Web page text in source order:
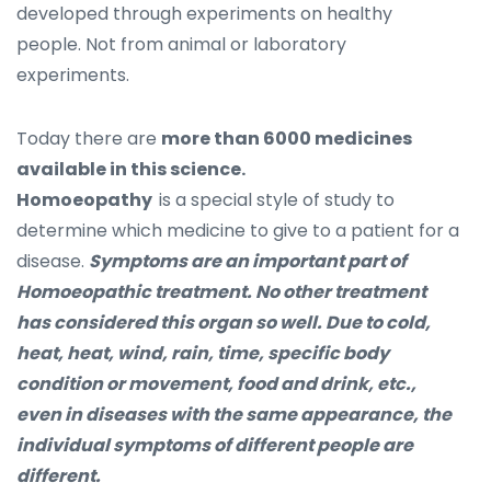
developed through experiments on healthy
people. Not from animal or laboratory
experiments.
Today there are more than 6000 medicines
available in this science.
Homoeopathy is a special style of study to
determine which medicine to give to a patient for a
disease. Symptoms are an important part of
Homoeopathic treatment. No other treatment
has considered this organ so well. Due to cold,
heat, heat, wind, rain, time, specific body
condition or movement, food and drink, etc.,
even in diseases with the same appearance, the
individual symptoms of different people are
different.